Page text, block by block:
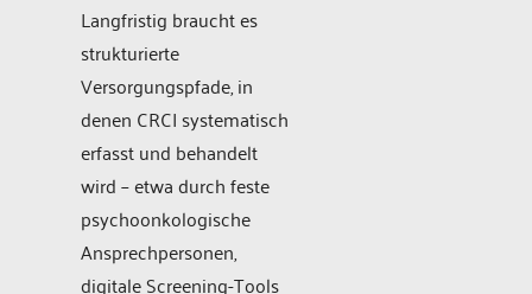
Langfristig braucht es
strukturierte
Versorgungspfade, in
denen CRCI systematisch
erfasst und behandelt
wird – etwa durch feste
psychoonkologische
Ansprechpersonen,
digitale Screening-Tools